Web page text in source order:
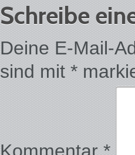
Schreibe
Deine E-Mail-
sind mit *